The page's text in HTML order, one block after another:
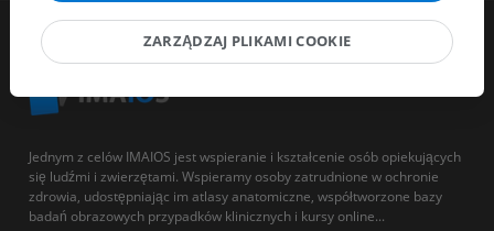
Jednym z celów IMAIOS jest wspieranie i kształcenie osób opiekujących
się ludźmi i zwierzętami. Wspieramy osoby zatrudnione w ochronie
zdrowia, udostępniając im atlasy anatomiczne, współtworzone bazy
badań obrazowych przypadków klinicznych i kursy online...
ZARZĄDZAJ PLIKAMI COOKIE